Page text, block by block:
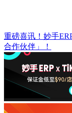
重磅喜讯！妙手
合作伙伴」！